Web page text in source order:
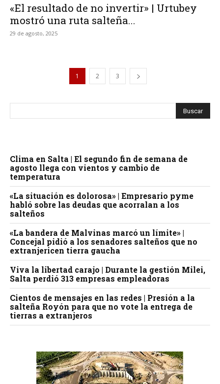
«El resultado de no invertir» | Urtubey
mostró una ruta salteña...
29 de agosto, 2025
1 2 3
Clima en Salta | El segundo fin de semana de
agosto llega con vientos y cambio de
temperatura
«La situación es dolorosa» | Empresario pyme
habló sobre las deudas que acorralan a los
salteños
«La bandera de Malvinas marcó un límite» |
Concejal pidió a los senadores salteños que no
extranjericen tierra gaucha
Viva la libertad carajo | Durante la gestión Milei,
Salta perdió 313 empresas empleadoras
Cientos de mensajes en las redes | Presión a la
salteña Royón para que no vote la entrega de
tierras a extranjeros